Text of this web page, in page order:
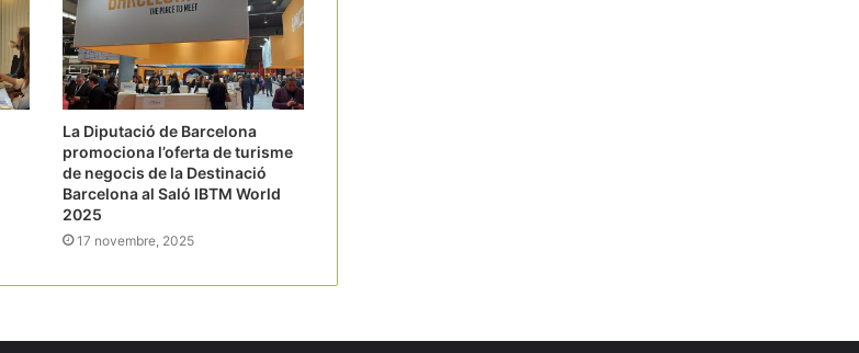
La Diputació de Barcelona
promociona l’oferta de turisme
de negocis de la Destinació
Barcelona al Saló IBTM World
2025
17 novembre, 2025